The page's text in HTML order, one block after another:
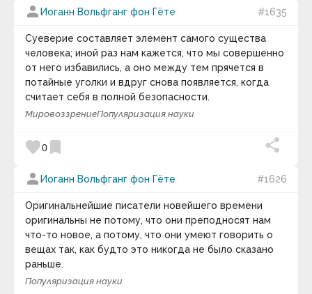
Вячеслав Иванович Иванов
Габриэль Лауб
Галилео Галилей
Галина Суховерх
Ганс Селье
Гари Маркус
Гарри Гаррисон
Гарри Фосдик
Гвинет Пэлтроу
Генри Дэвид Торо
Генри Лайон Олди
Генри Луис Менкен
Генри Мэн
Генри Мюррей
Генри Уиллер Шоу
Генри Уорд Бичер
Генри Форд
Генрих Гейне
person Иоганн Вольфганг фон Гёте #1635
Суеверие составляет элемент самого существа
человека; иной раз нам кажется, что мы совершенно
от него избавились, а оно между тем прячется в
потайные уголки и вдруг снова появляется, когда
считает себя в полной безопасности.
МировоззрениеПопуляризация науки
favorite0 bookmark
person Иоганн Вольфганг фон Гёте #1626
Оригинальнейшие писатели новейшего времени
оригинальны не потому, что они преподносят нам
что-то новое, а потому, что они умеют говорить о
вещах так, как будто это никогда не было сказано
раньше.
Популяризация науки